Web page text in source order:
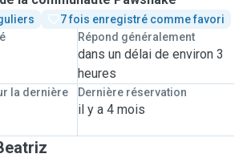
7 fois enregistré comme favori
Répond généralement
dans un délai de environ 3
heures
la dernière
Dernière réservation
il y a 4 mois